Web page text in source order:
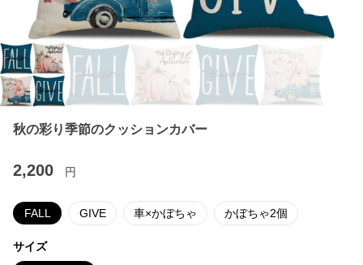
秋の彩り季節のクッションカバー
2,200 円
FALL GIVE 車×かぼちゃ かぼちゃ2個
サイズ